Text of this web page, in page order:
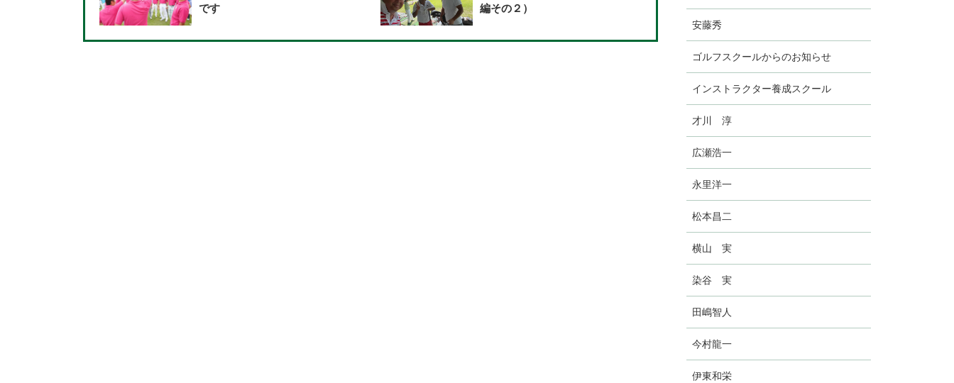
です
編その２）
安藤秀
ゴルフスクールからのお知らせ
インストラクター養成スクール
才川 淳
広瀬浩一
永里洋一
松本昌二
横山 実
染谷 実
田嶋智人
今村龍一
伊東和栄